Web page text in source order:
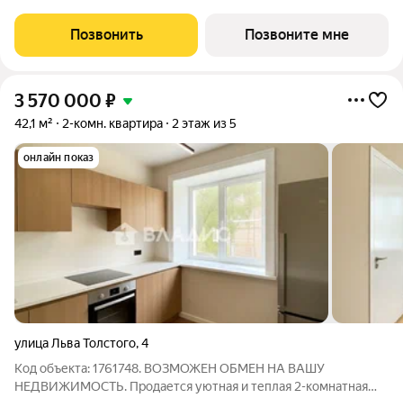
Закрытая территория, всего 62 квартиры, высокий уровень
комфорта для тех, кто ценит
Позвонить Позвоните мне
3 570 000 ₽
42,1 м² 2-комн. квартира 2 этаж из 5
онлайн показ
улица Льва Толстого,4
Код объекта: 1761748. ВОЗМОЖЕН ОБМЕН НА ВАШУ
НЕДВИЖИМОСТЬ. Продается уютная и теплая 2-комнатная